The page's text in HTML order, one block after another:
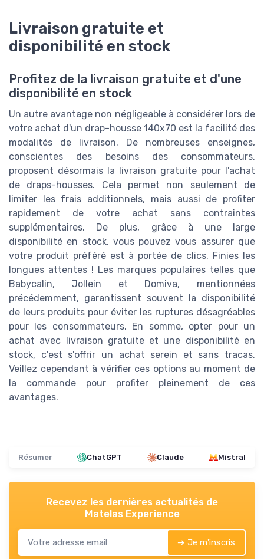
Livraison gratuite et
disponibilité en stock
Profitez de la livraison gratuite et d'une
disponibilité en stock
Un autre avantage non négligeable à considérer lors de
votre achat d'un drap-housse 140x70 est la facilité des
modalités de livraison. De nombreuses enseignes,
conscientes des besoins des consommateurs,
proposent désormais la livraison gratuite pour l'achat
de draps-housses. Cela permet non seulement de
limiter les frais additionnels, mais aussi de profiter
rapidement de votre achat sans contraintes
supplémentaires. De plus, grâce à une large
disponibilité en stock, vous pouvez vous assurer que
votre produit préféré est à portée de clics. Finies les
longues attentes ! Les marques populaires telles que
Babycalin, Jollein et Domiva, mentionnées
précédemment, garantissent souvent la disponibilité
de leurs produits pour éviter les ruptures désagréables
pour les consommateurs. En somme, opter pour un
achat avec livraison gratuite et une disponibilité en
stock, c'est s'offrir un achat serein et sans tracas.
Veillez cependant à vérifier ces options au moment de
la commande pour profiter pleinement de ces
avantages.
Résumer ChatGPT Claude Mistral
Recevez les dernières actualités de
Matelas Experience
➔ Je m'inscris